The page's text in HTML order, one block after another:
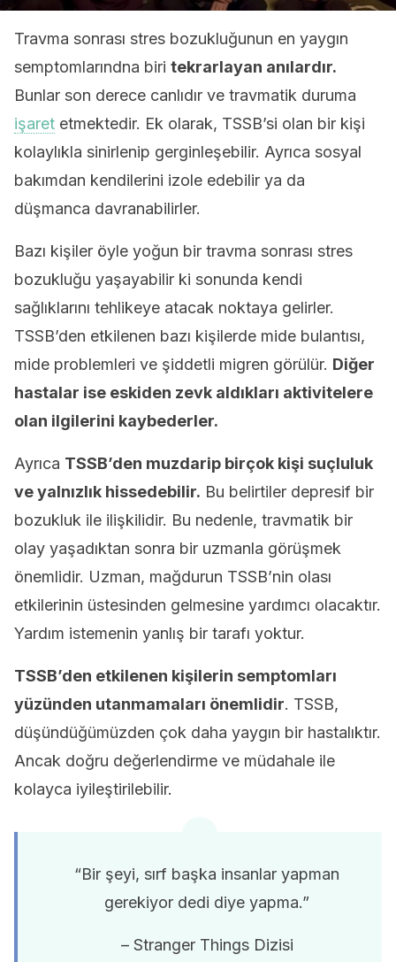
Travma sonrası stres bozukluğunun en yaygın
semptomlarındna biri tekrarlayan anılardır.
Bunlar son derece canlıdır ve travmatik duruma
işaret etmektedir. Ek olarak, TSSB’si olan bir kişi
kolaylıkla sinirlenip gerginleşebilir. Ayrıca sosyal
bakımdan kendilerini izole edebilir ya da
düşmanca davranabilirler.
Bazı kişiler öyle yoğun bir travma sonrası stres
bozukluğu yaşayabilir ki sonunda kendi
sağlıklarını tehlikeye atacak noktaya gelirler.
TSSB’den etkilenen bazı kişilerde mide bulantısı,
mide problemleri ve şiddetli migren görülür. Diğer
hastalar ise eskiden zevk aldıkları aktivitelere
olan ilgilerini kaybederler.
Ayrıca TSSB’den muzdarip birçok kişi suçluluk
ve yalnızlık hissedebilir. Bu belirtiler depresif bir
bozukluk ile ilişkilidir. Bu nedenle, travmatik bir
olay yaşadıktan sonra bir uzmanla görüşmek
önemlidir. Uzman, mağdurun TSSB’nin olası
etkilerinin üstesinden gelmesine yardımcı olacaktır.
Yardım istemenin yanlış bir tarafı yoktur.
TSSB’den etkilenen kişilerin semptomları
yüzünden utanmamaları önemlidir. TSSB,
düşündüğümüzden çok daha yaygın bir hastalıktır.
Ancak doğru değerlendirme ve müdahale ile
kolayca iyileştirilebilir.
“Bir şeyi, sırf başka insanlar yapman
gerekiyor dedi diye yapma.”
– Stranger Things Dizisi